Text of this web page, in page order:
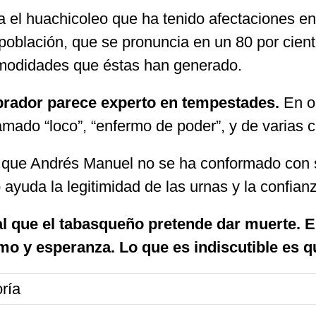
el huachicoleo que ha tenido afectaciones
que se pronuncia en un 80 por
que éstas han generado.
parece experto en tempestades. En
“loco”, “enfermo de poder”, y de varias
Andrés Manuel no se ha conformado
la legitimidad de las urnas y la
que el tabasqueño pretende dar muerte.
y esperanza. Lo que es indiscutible es